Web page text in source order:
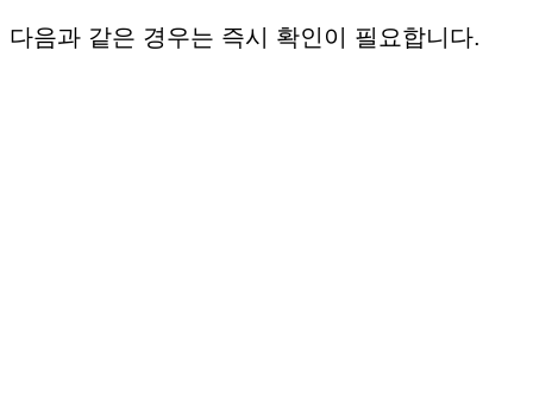
다음과 같은 경우는 즉시 확인이 필요합니다.